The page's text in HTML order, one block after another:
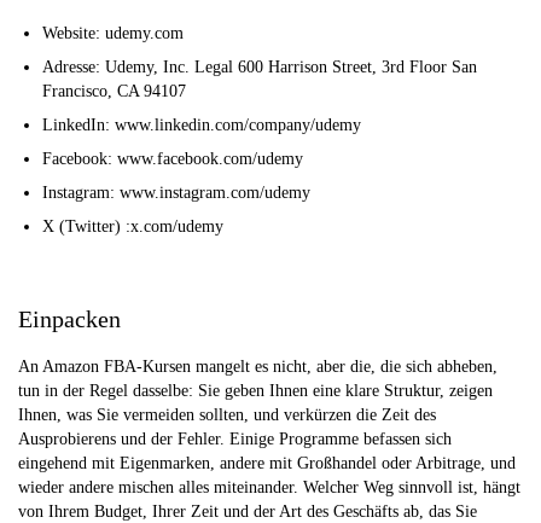
Website: udemy.com
Adresse: Udemy, Inc. Legal 600 Harrison Street, 3rd Floor San
Francisco, CA 94107
LinkedIn: www.linkedin.com/company/udemy
Facebook: www.facebook.com/udemy
Instagram: www.instagram.com/udemy
X (Twitter) :x.com/udemy
Einpacken
An Amazon FBA-Kursen mangelt es nicht, aber die, die sich abheben,
tun in der Regel dasselbe: Sie geben Ihnen eine klare Struktur, zeigen
Ihnen, was Sie vermeiden sollten, und verkürzen die Zeit des
Ausprobierens und der Fehler. Einige Programme befassen sich
eingehend mit Eigenmarken, andere mit Großhandel oder Arbitrage, und
wieder andere mischen alles miteinander. Welcher Weg sinnvoll ist, hängt
von Ihrem Budget, Ihrer Zeit und der Art des Geschäfts ab, das Sie